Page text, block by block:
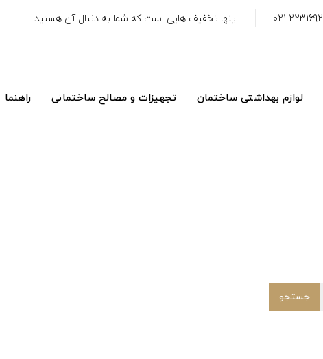
اینها تخفیف هایی است که شما به دنبال آن هستید.
لوازم بهداشتی ساختمان تجهیزات و مصالح ساختمانی راهنما
جستجو